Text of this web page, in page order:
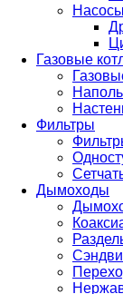
Насосы
Газовые
Фильтры
Дымоходы